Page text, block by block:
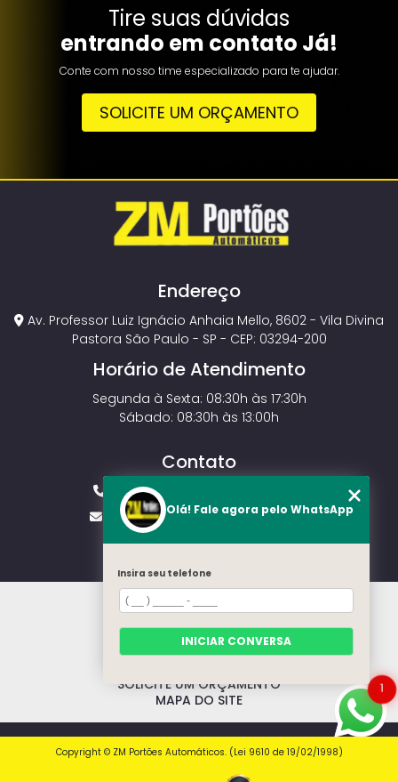
Tire suas dúvidas
entrando em contato Já!
Conte com nosso time especializado para te ajudar.
SOLICITE UM ORÇAMENTO
Endereço
Av. Professor Luiz Ignácio Anhaia Mello, 8602 - Vila Divina
Pastora São Paulo - SP - CEP: 03294-200
Horário de Atendimento
Segunda à Sexta: 08:30h às 17:30h
Sábado: 08:30h às 13:00h
Contato
(11) 2143-4826
vendas.zmportoes@gmail.com
HOME
MODELOS
CONTATO
SOLICITE UM ORÇAMENTO
MAPA DO SITE
Copyright © ZM Portões Automáticos. (Lei 9610 de 19/02/1998)
1
Olá! Fale agora pelo WhatsApp
Insira seu telefone
INICIAR CONVERSA